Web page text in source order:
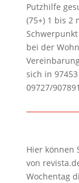
Putzhilfe
(75+) 1 bis 2
bei der
sich in
09727/907891
Hier können
von
Wochentag